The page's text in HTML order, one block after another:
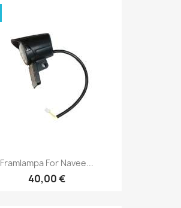
Framlampa For Navee...
40,00 €